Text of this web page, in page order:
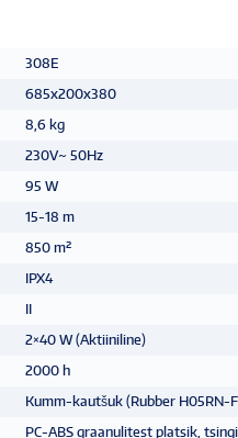
308E
685x200x380
8,6 kg
230V~ 50Hz
95 W
15-18 m
850 m²
IPX4
II
2×40 W (Aktiiniline)
2000 h
Kumm-kautšuk (Rubber H05RN-
PC-ABS graanulitest platsik,